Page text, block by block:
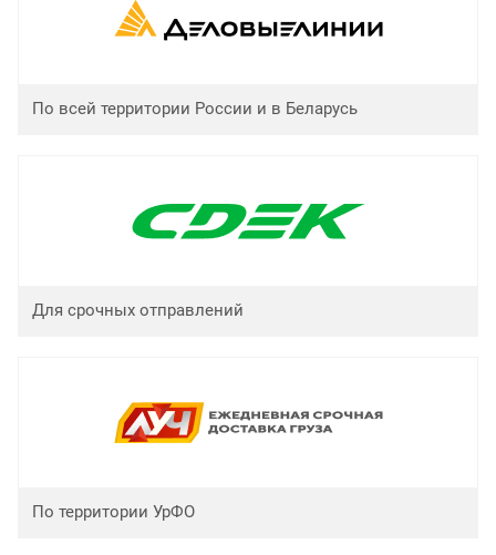
По всей территории России и в Беларусь
Для срочных отправлений
По территории УрФО